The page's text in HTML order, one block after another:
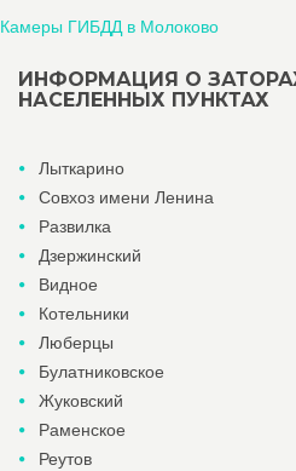
Камеры ГИБДД в Молоково
ИНФОРМАЦИЯ О
НАСЕЛЕННЫХ ПУНКТАХ
Лыткарино
Совхоз имени Ленина
Развилка
Дзержинский
Видное
Котельники
Люберцы
Булатниковское
Жуковский
Раменское
Реутов